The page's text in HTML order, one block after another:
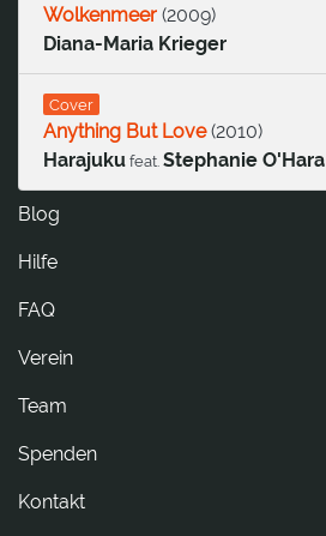
Wolkenmeer (2009)
Diana-Maria Krieger
Cover
Anything But Love(2010)
Harajuku feat. Stephanie O'Hara
Blog
Hilfe
FAQ
Verein
Team
Spenden
tkatnoK